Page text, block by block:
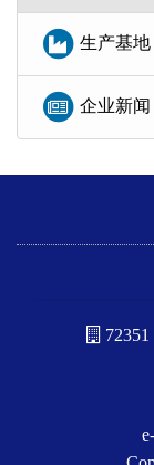
生产基地
企业新闻